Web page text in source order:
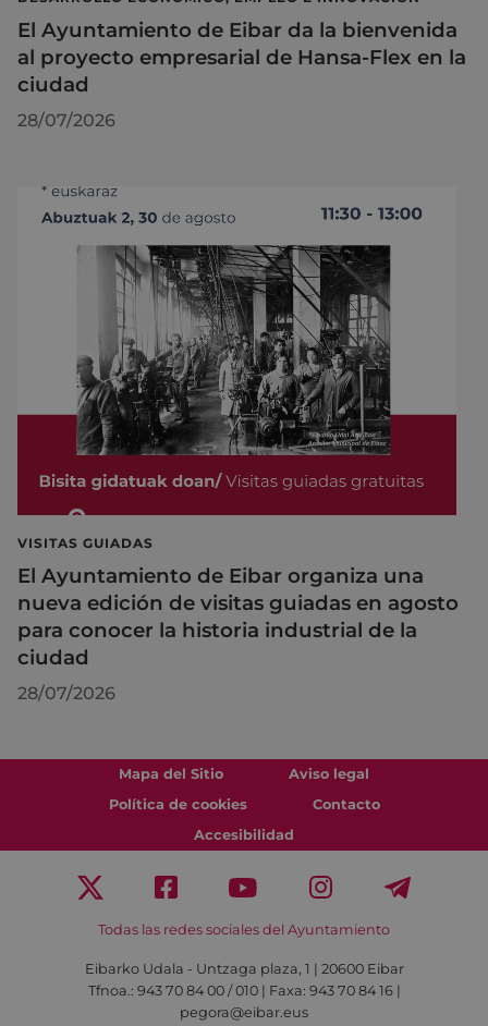
El Ayuntamiento de Eibar da la bienvenida
al proyecto empresarial de Hansa-Flex en la
ciudad
28/07/2026
VISITAS GUIADAS
El Ayuntamiento de Eibar organiza una
nueva edición de visitas guiadas en agosto
para conocer la historia industrial de la
ciudad
28/07/2026
Mapa del Sitio
Aviso legal
Política de cookies
Contacto
Accesibilidad
Todas las redes sociales del Ayuntamiento
Eibarko Udala - Untzaga plaza, 1 | 20600 Eibar
Tfnoa.: 943 70 84 00 / 010 | Faxa: 943 70 84 16 |
pegora@eibar.eus